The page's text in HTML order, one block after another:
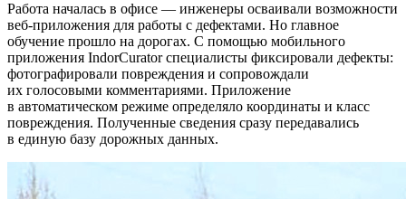
Работа началась в офисе — инженеры осваивали возможности
веб-приложения для работы с дефектами. Но главное
обучение прошло на дорогах. С помощью мобильного
приложения IndorCurator специалисты фиксировали дефекты:
фотографировали повреждения и сопровождали
их голосовыми комментариями. Приложение
в автоматическом режиме определяло координаты и класс
повреждения. Полученные сведения сразу передавались
в единую базу дорожных данных.